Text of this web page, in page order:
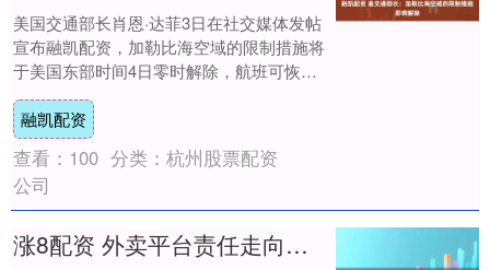
美国交通部长肖恩·达菲3日在社交媒体发帖
宣布融凯配资，加勒比海空域的限制措施将
于美国东部时间4日零时解除，航班可恢
复。....
融凯配资
查看： 100 分类： 杭州股票配资
公司
涨8配资 外卖平台责任走向“清单化”